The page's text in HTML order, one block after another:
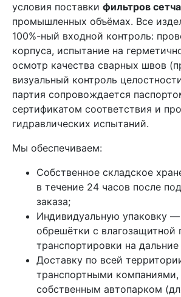
условия поставки фильтров
промышленных объёмах. Все
100%-ный входной контроль:
корпуса, испытание на
осмотр качества сварных швов
визуальный контроль
партия сопровождается
сертификатом соответствия и
гидравлических испытаний.
Мы обеспечиваем:
Собственное складское
в течение 24 часов после
заказа;
Индивидуальную упаковку
обрешётки с влагозащитной
транспортировки на
Доставку по всей
транспортными компаниями,
собственным автопарком